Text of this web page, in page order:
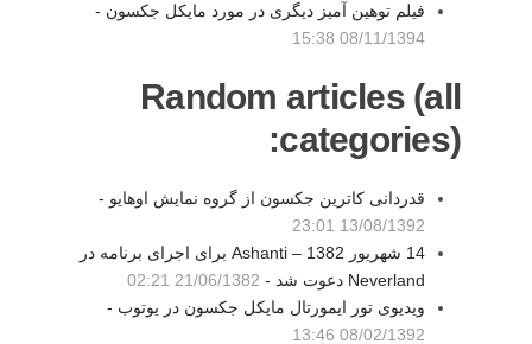
فیلم توهین آمیز دیگری در مورد مایکل جکسون -
08/11/1394 15:38
Random articles (all
categories):
قدردانی کاترین جکسون از گروه نمایش اوهایو -
13/08/1392 23:01
14 شهريور 1382 – Ashanti برای اجرای برنامه در
Neverland دعوت شد -
21/06/1382 02:21
ویدیوی تور ایمورتال مایکل جکسون در یوتوب -
08/02/1392 13:46